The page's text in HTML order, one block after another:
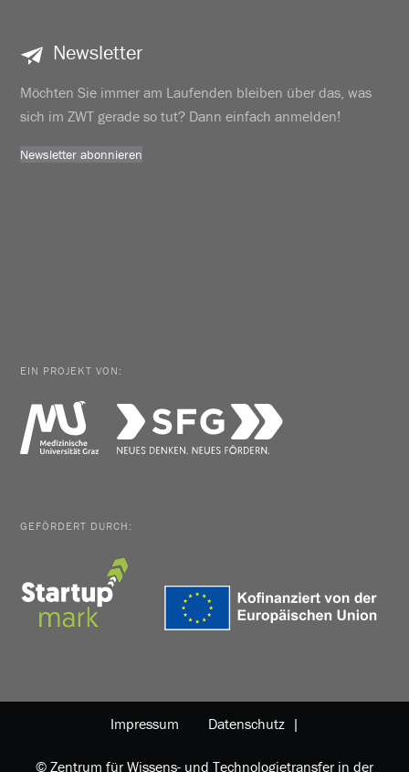
Newsletter
Möchten Sie immer am Laufenden bleiben über das, was
sich im ZWT gerade so tut? Dann einfach anmelden!
Newsletter abonnieren
EIN PROJEKT VON:
GEFÖRDERT DURCH:
Impressum Datenschutz |
© Zentrum für Wissens- und Technologietransfer in der